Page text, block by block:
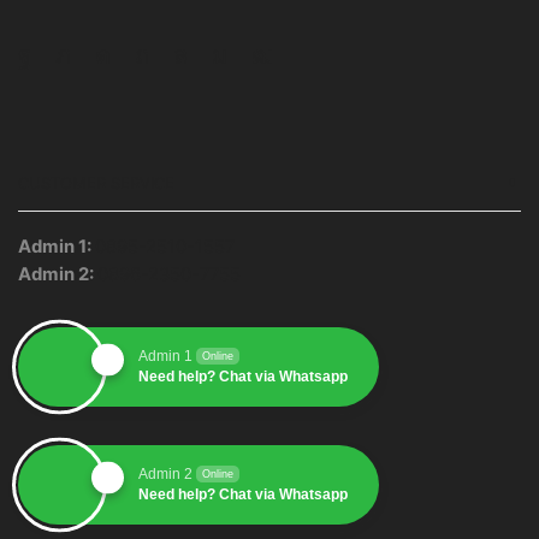
Admin 1:
Admin 2:
Admin 1 Online
Need help? Chat via Whatsapp
Admin 2 Online
Need help? Chat via Whatsapp